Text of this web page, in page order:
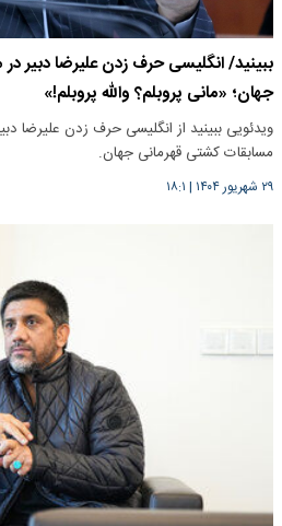
ببینید/ انگلیسی حرف زدن علیرضا دبیر
جهان؛ «مانی پروبلم؟ والله پروبلم!»
ویدئویی ببینید از انگلیسی حرف زدن علیرضا
مسابقات کشتی قهرمانی جهان.
۲۹ شهریور ۱۴۰۴ | ۱۸:۱